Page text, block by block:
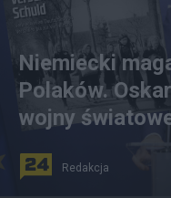
Niemiecki
Polaków.
wojny
Redakcja